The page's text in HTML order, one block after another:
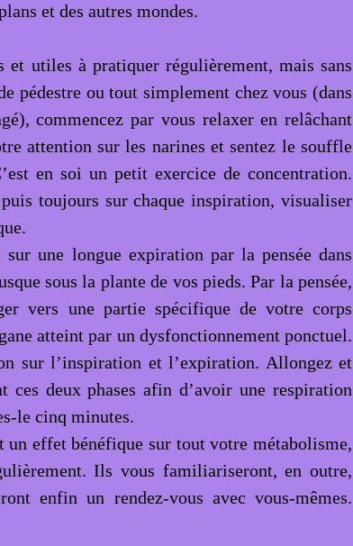
et des autres mondes.
et utiles à pratiquer régulièrement, mais sans
pédestre ou tout simplement chez vous (dans
commencez par vous relaxer en relâchant
attention sur les narines et sentez le souffle
en soi un petit exercice de concentration.
toujours sur chaque inspiration, visualiser
sur une longue expiration par la pensée dans
sous la plante de vos pieds. Par la pensée,
vers une partie spécifique de votre corps
atteint par un dysfonctionnement ponctuel.
sur l’inspiration et l’expiration. Allongez et
ces deux phases afin d’avoir une respiration
le cinq minutes.
un effet bénéfique sur tout votre métabolisme,
Ils vous familiariseront, en outre,
enfin un rendez-vous avec vous-mêmes.